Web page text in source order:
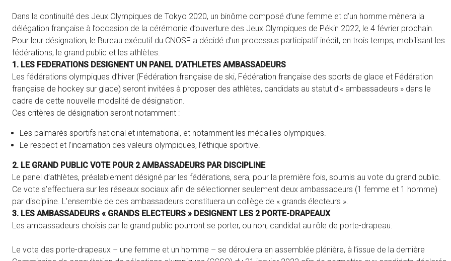
Dans la continuité des Jeux Olympiques de Tokyo 2020, un binôme composé d’une femme et d’un homme mènera la
délégation française à l’occasion de la cérémonie d’ouverture des Jeux Olympiques de Pékin 2022, le 4 février prochain.
Pour leur désignation, le Bureau exécutif du CNOSF a décidé d’un processus participatif inédit, en trois temps, mobilisant les
fédérations, le grand public et les athlètes.
1. LES FEDERATIONS DESIGNENT UN PANEL D’ATHLETES AMBASSADEURS
Les fédérations olympiques d’hiver (Fédération française de ski, Fédération française des sports de glace et Fédération
française de hockey sur glace) seront invitées à proposer des athlètes, candidats au statut d’« ambassadeurs » dans le
cadre de cette nouvelle modalité de désignation.
Ces critères de désignation seront notamment :
Les palmarès sportifs national et international, et notamment les médailles olympiques.
Le respect et l’incarnation des valeurs olympiques, l’éthique sportive.
2. LE GRAND PUBLIC VOTE POUR 2 AMBASSADEURS PAR DISCIPLINE
Le panel d’athlètes, préalablement désigné par les fédérations, sera, pour la première fois, soumis au vote du grand public.
Ce vote s’effectuera sur les réseaux sociaux afin de sélectionner seulement deux ambassadeurs (1 femme et 1 homme)
par discipline. L’ensemble de ces ambassadeurs constituera un collège de « grands électeurs ».
3. LES AMBASSADEURS « GRANDS ELECTEURS » DESIGNENT LES 2 PORTE-DRAPEAUX
Les ambassadeurs choisis par le grand public pourront se porter, ou non, candidat au rôle de porte-drapeau.
Le vote des porte-drapeaux – une femme et un homme – se déroulera en assemblée plénière, à l’issue de la dernière